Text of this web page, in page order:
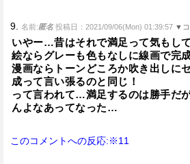
9. 名前:匿名 投稿日：2021/09/06(Mon) 01:39:57 ▼コ
いやー…昔はそれで満足って気もし
絵ならグレーも色もなしに線画で完成
漫画ならトーンどころか吹き出しに
成って言い張るのと同じ！
って言われて…満足するのは勝手だ
んよなあってなった…
このコメントへの反応:※11